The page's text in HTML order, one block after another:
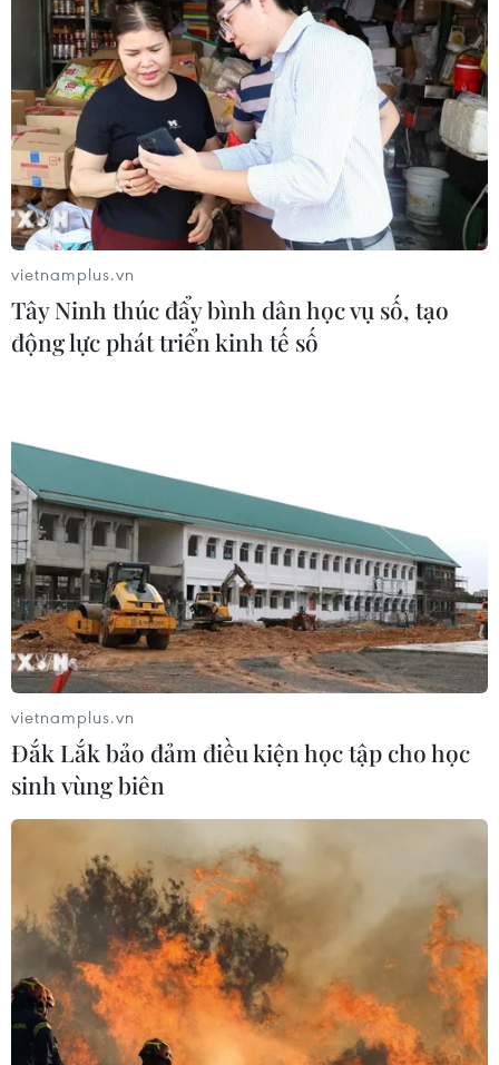
TIN CÙNG CHUYÊN MỤC
Ngân hàng Trung ương Trung Quốc
mua thêm 20 tấn vàng trong tháng 7
vietnamplus.vn
Tây Ninh thúc đẩy bình dân học vụ số, tạo
động lực phát triển kinh tế số
vietnamplus.vn
Đắk Lắk bảo đảm điều kiện học tập cho học
sinh vùng biên